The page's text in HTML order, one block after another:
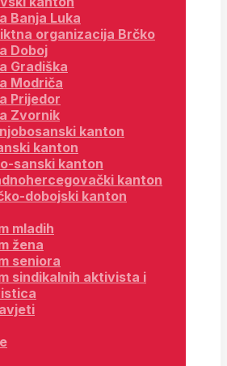
Banja Luka
organizacija Brčko
Doboj
Gradiška
Modriča
Prijedor
Zvornik
kanton
kanton
sanski kanton
kanton
dobojski kanton
mladih
žena
seniora
sindikalnih aktivista i